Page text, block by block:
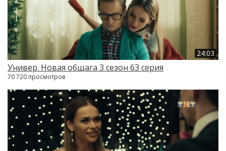
24:03
Универ. Новая общага 3 сезон 63 серия
70 720 просмотров